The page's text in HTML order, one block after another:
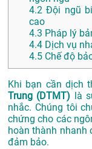
4.2 Đội ngũ
cao
4.3 Pháp lý
4.4 Dịch vụ
4.5 Chế độ
Khi bạn cần dịch
Trung (DTMT) là
nhắc. Chúng tôi
chứng cho các
hoàn thành nhanh
đảm bảo.